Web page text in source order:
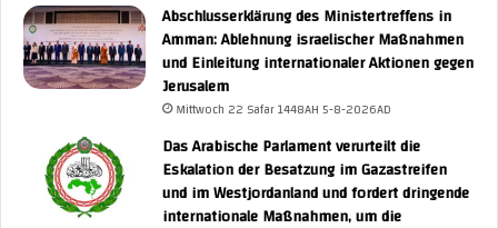
Abschlusserklärung des Ministertreffens in
Amman: Ablehnung israelischer Maßnahmen
und Einleitung internationaler Aktionen gegen
Jerusalem
Mittwoch 22 Safar 1448AH 5-8-2026AD
Das Arabische Parlament verurteilt die
Eskalation der Besatzung im Gazastreifen
und im Westjordanland und fordert dringende
internationale Maßnahmen, um die
UNA Chatbot
Herzlich willkommen! 👋
💬
Stellen Sie jede beliebige Frage.